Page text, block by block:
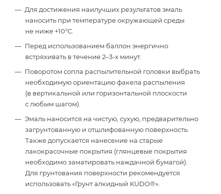
Для достижения наилучших результатов эмаль
наносить при температуре окружающей среды
не ниже +10°С.
Перед использованием баллон энергично
встряхивать в течение 2–3-х минут.
Поворотом сопла распылительной головки выбрать
необходимую ориентацию факела распыления
(в вертикальной или горизонтальной плоскости
с любым шагом).
Эмаль наносится на чистую, сухую, предварительно
загрунтованную и отшлифованную поверхность.
Также допускается нанесение на старые
лакокрасочные покрытия (глянцевые покрытия
необходимо заматировать наждачной бумагой).
Для грунтования поверхности рекомендуется
использовать «Грунт алкидный KUDO®».